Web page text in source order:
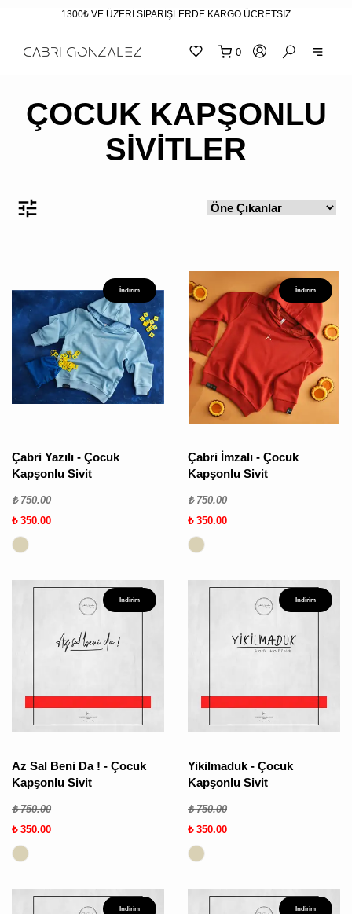
1300₺ VE ÜZERİ SİPARİŞLERDE KARGO ÜCRETSİZ
0
ÜRÜN
ÇOCUK KAPŞONLU
SİVİTLER
İndirim
Çabri Yazılı - Çocuk
Kapşonlu Sivit
₺ 750.00
₺ 350.00
İndirim
Çabri İmzalı - Çocuk
Kapşonlu Sivit
₺ 750.00
₺ 350.00
İndirim
Az Sal Beni Da ! - Çocuk
Kapşonlu Sivit
₺ 750.00
₺ 350.00
İndirim
Yikilmaduk - Çocuk
Kapşonlu Sivit
₺ 750.00
₺ 350.00
İndirim İndirim